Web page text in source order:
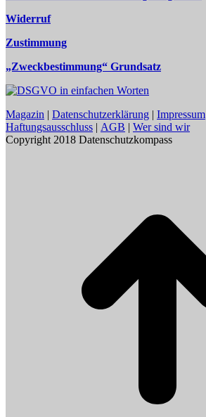
Widerruf
Zustimmung
„Zweckbestimmung“ Grundsatz
Magazin | Datenschutzerklärung | Impressum
Haftungsausschluss | AGB | Wer sind wir
Copyright 2018 Datenschutzkompass